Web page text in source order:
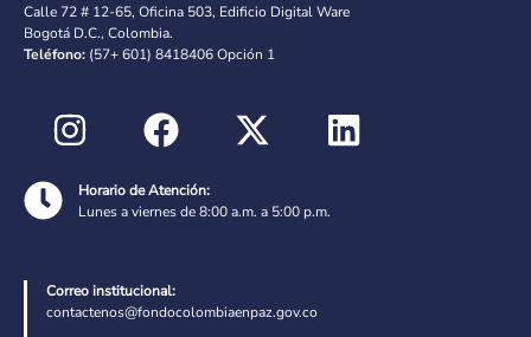
Calle 72 # 12-65, Oficina 503, Edificio Digital Ware
Bogotá D.C., Colombia.
Teléfono: (57+ 601) 8418406 Opción 1
Horario de Atención:
Lunes a viernes de 8:00 a.m. a 5:00 p.m.
Correo institucional:
contactenos@fondocolombiaenpaz.gov.co